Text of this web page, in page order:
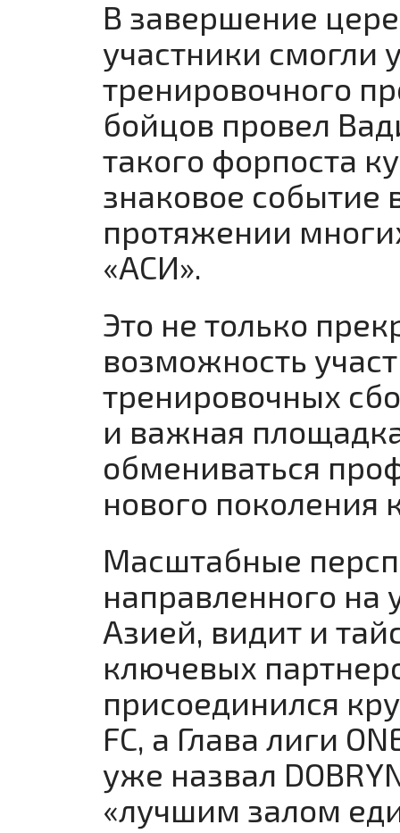
В завершение
участники смогли
тренировочного
бойцов провел
такого форпоста
знаковое событие
протяжении
«АСИ».
Это не только
возможность
тренировочных
и важная
обмениваться
нового
Масштабные
направленного на
Азией, видит и
ключевых
присоединился
FC, а Глава лиги
уже назвал
«лучшим залом